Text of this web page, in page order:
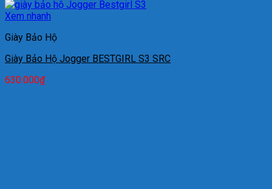
Xem nhanh
Giày Bảo Hộ
Giày Bảo Hộ Jogger BESTGIRL S3 SRC
630.000₫